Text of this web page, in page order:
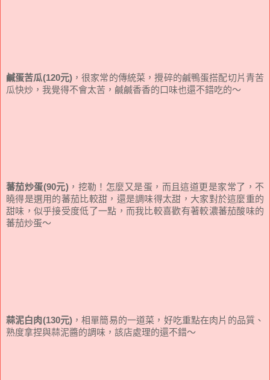
鹹蛋苦瓜(120元)，很家常的傳統菜，攪碎的鹹鴨蛋搭配切片青苦
瓜快炒，我覺得不會太苦，鹹鹹香香的口味也還不錯吃的～
蕃茄炒蛋(90元)，挖勒！怎麼又是蛋，而且這道更是家常了，不
曉得是選用的蕃茄比較甜，還是調味得太甜，大家對於這麼重的
甜味，似乎接受度低了一點，而我比較喜歡有著較濃蕃茄酸味的
蕃茄炒蛋～
蒜泥白肉(130元)，相單簡易的一道菜，好吃重點在肉片的品質、
熟度拿捏與蒜泥醬的調味，該店處理的還不錯～